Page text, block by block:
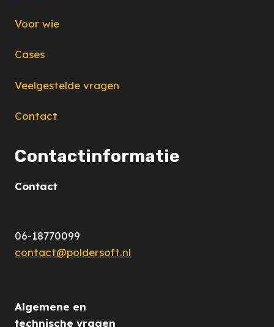
Voor wie
Cases
Veelgestelde vragen
Contact
Contactinformatie
Contact
06-18770099
contact@poldersoft.nl
Algemene en
technische vragen